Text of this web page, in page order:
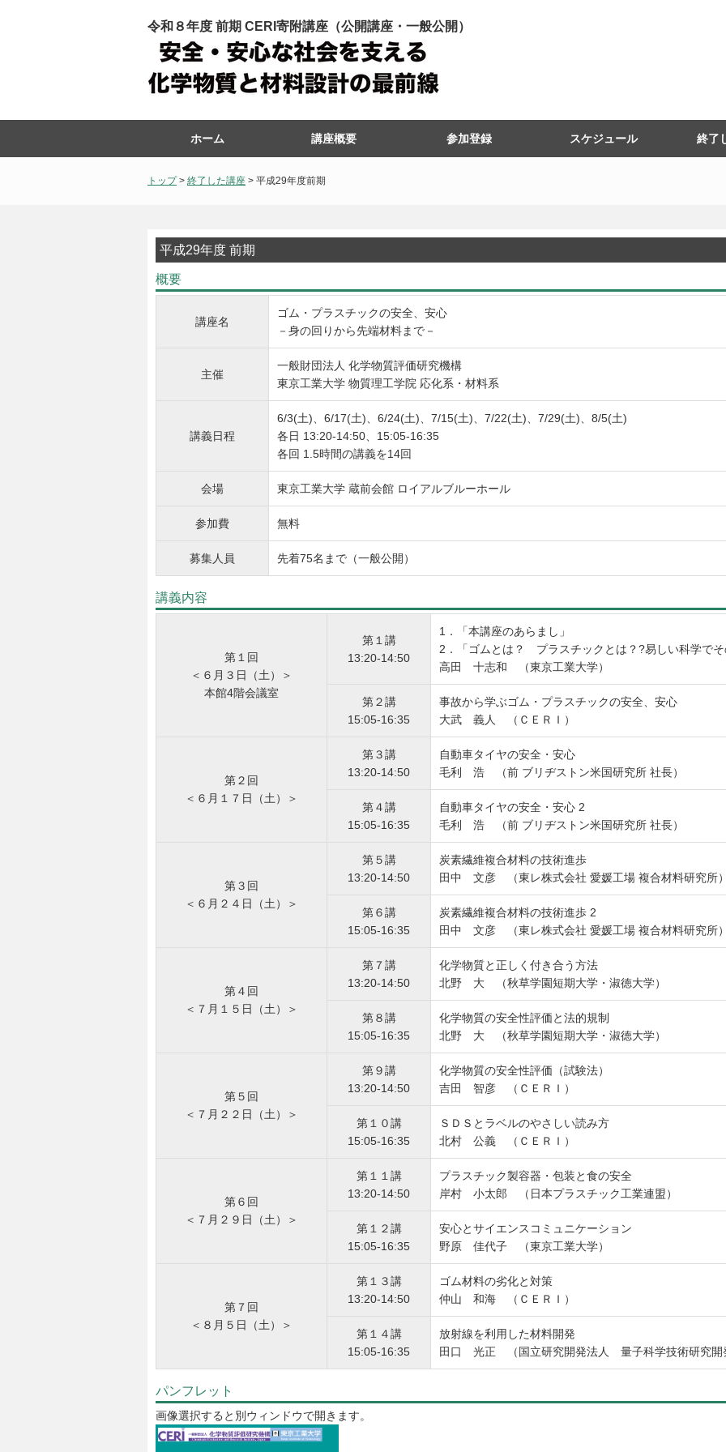
令和８年度 前期 CERI寄附講座（公開講座・一般公開）
ホーム 講座概要 参加登録 スケジュール 終了
トップ> 終了した講座 > 平成29年度前期
平成29年度 前期
概要
講座名
ゴム・プラスチックの安全、安心
－身の回りから先端材料まで－
主催
一般財団法人 化学物質評価研究機構
東京工業大学 物質理工学院 応化系・材料系
講義日程
6/3(土)、6/17(土)、6/24(土)、7/15(土)、7/22(土)、7/29(土)、8/5(土)
各日 13:20-14:50、15:05-16:35
各回 1.5時間の講義を14回
会場 東京工業大学 蔵前会館 ロイアルブルーホール
参加費 無料
募集人員 先着75名まで（一般公開）
講義内容
第１回
＜６月３日（土）＞
本館4階会議室
第１講
13:20-14:50
1．「本講座のあらまし」
2．「ゴムとは？ プラスチックとは？?易しい科学で
高田 十志和 （東京工業大学）
第２講
15:05-16:35
事故から学ぶゴム・プラスチックの安全、安心
大武 義人 （ＣＥＲＩ）
第２回
＜６月１７日（土）＞
第３講
13:20-14:50
自動車タイヤの安全・安心
毛利 浩 （前 ブリヂストン米国研究所 社長）
第４講
15:05-16:35
自動車タイヤの安全・安心 2
毛利 浩 （前 ブリヂストン米国研究所 社長）
第３回
＜６月２４日（土）＞
第５講
13:20-14:50
炭素繊維複合材料の技術進歩
田中 文彦 （東レ株式会社 愛媛工場 複合材料研究所
第６講
15:05-16:35
炭素繊維複合材料の技術進歩 2
田中 文彦 （東レ株式会社 愛媛工場 複合材料研究所
第４回
＜７月１５日（土）＞
第７講
13:20-14:50
化学物質と正しく付き合う方法
北野 大 （秋草学園短期大学・淑徳大学）
第８講
15:05-16:35
化学物質の安全性評価と法的規制
北野 大 （秋草学園短期大学・淑徳大学）
第５回
＜７月２２日（土）＞
第９講
13:20-14:50
化学物質の安全性評価（試験法）
吉田 智彦 （ＣＥＲＩ）
第１０講
15:05-16:35
ＳＤＳとラベルのやさしい読み方
北村 公義 （ＣＥＲＩ）
第６回
＜７月２９日（土）＞
第１１講
13:20-14:50
プラスチック製容器・包装と食の安全
岸村 小太郎 （日本プラスチック工業連盟）
第１２講
15:05-16:35
安心とサイエンスコミュニケーション
野原 佳代子 （東京工業大学）
第７回
＜８月５日（土）＞
第１３講
13:20-14:50
ゴム材料の劣化と対策
仲山 和海 （ＣＥＲＩ）
第１４講
15:05-16:35
放射線を利用した材料開発
田口 光正 （国立研究開発法人 量子科学技術研究開
パンフレット
画像選択すると別ウィンドウで開きます。